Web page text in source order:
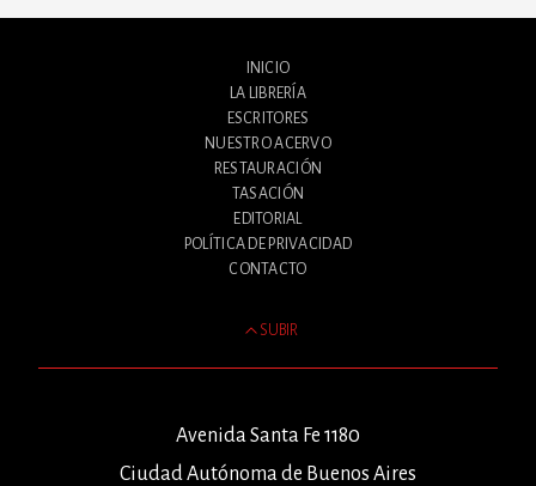
INICIO
LA LIBRERÍA
ESCRITORES
NUESTRO ACERVO
RESTAURACIÓN
TASACIÓN
EDITORIAL
POLÍTICA DE PRIVACIDAD
CONTACTO
SUBIR
Avenida Santa Fe 1180
Ciudad Autónoma de Buenos Aires